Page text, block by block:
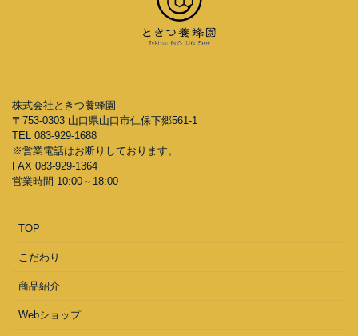
株式会社ときつ養蜂園
〒753-0303 山口県山口市仁保下郷561-1
TEL 083-929-1688
※営業電話はお断りしております。
FAX 083-929-1364
営業時間 10:00～18:00
TOP
こだわり
商品紹介
Webショップ